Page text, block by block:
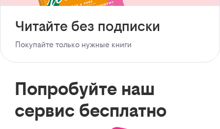
Читайте без подписки
Покупайте только нужные книги
Попробуйте наш
сервис бесплатно